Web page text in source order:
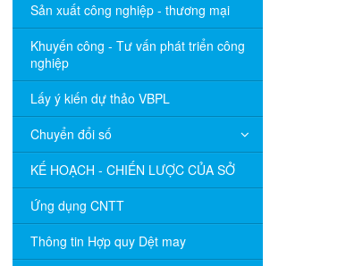
Sản xuất công nghiệp - thương mại
Khuyến công - Tư vấn phát triển công
nghiệp
Lấy ý kiến dự thảo VBPL
Chuyển đổi số
KẾ HOẠCH - CHIẾN LƯỢC CỦA SỞ
Ứng dụng CNTT
Thông tin Hợp quy Dệt may